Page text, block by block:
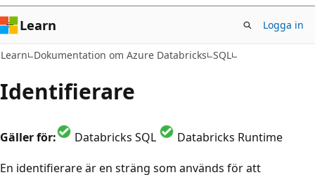
Learn Logga in
Learn Dokumentation om Azure Databricks SQL
Identifierare
Gäller för: Databricks SQL
Databricks Runtime
En identifierare är en sträng som används för att